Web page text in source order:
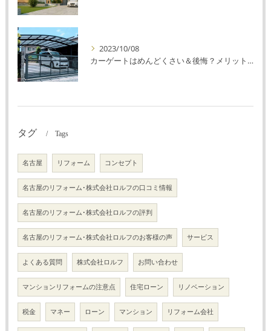
2023/10/08
カーゲートはめんどくさい＆後悔？メリット・デメリットを解説！
タグ Tags
名古屋 リフォーム コンセプト
名古屋のリフォーム･株式会社ロルフの口コミ情報
名古屋のリフォーム･株式会社ロルフの評判
名古屋のリフォーム･株式会社ロルフのお客様の声 サービス
よくある質問 株式会社ロルフ お問い合わせ
マンションリフォームの注意点 住宅ローン リノベーション
税金 マネー ローン マンション リフォーム会社